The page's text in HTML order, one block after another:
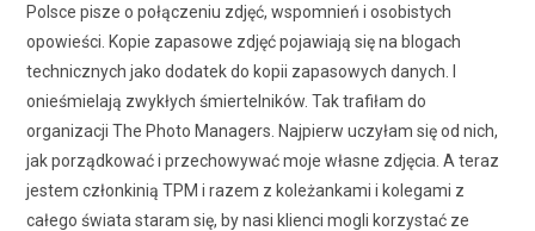
Polsce pisze o połączeniu zdjęć, wspomnień i osobistych
opowieści. Kopie zapasowe zdjęć pojawiają się na blogach
technicznych jako dodatek do kopii zapasowych danych. I
onieśmielają zwykłych śmiertelników. Tak trafiłam do
organizacji The Photo Managers. Najpierw uczyłam się od nich,
jak porządkować i przechowywać moje własne zdjęcia. A teraz
jestem członkinią TPM i razem z koleżankami i kolegami z
całego świata staram się, by nasi klienci mogli korzystać ze